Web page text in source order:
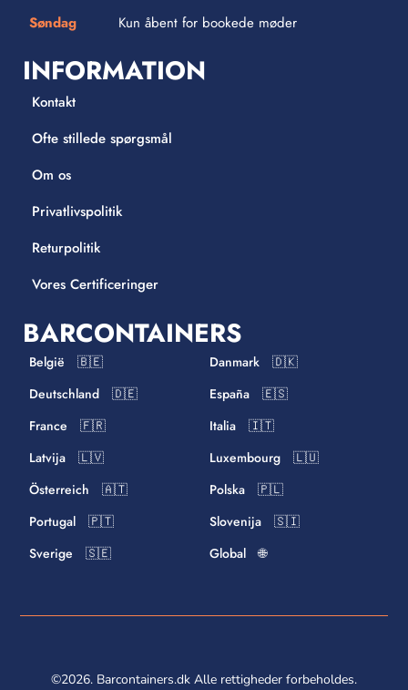
Søndag
Kun åbent for bookede møder
INFORMATION
Kontakt
Ofte stillede spørgsmål
Om os
Privatlivspolitik
Returpolitik
Vores Certificeringer
BARCONTAINERS
België 🇧🇪
Danmark 🇩🇰
Deutschland 🇩🇪
España 🇪🇸
France 🇫🇷
Italia 🇮🇹
Latvija 🇱🇻
Luxembourg 🇱🇺
Österreich 🇦🇹
Polska 🇵🇱
Portugal 🇵🇹
Slovenija 🇸🇮
Sverige 🇸🇪
Global 🌐
©2026. Barcontainers.dk Alle rettigheder forbeholdes.